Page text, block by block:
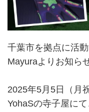
千葉市を拠点に活
Mayuraよりお知ら
2025年5月5日（月
YohaSの寺子屋に